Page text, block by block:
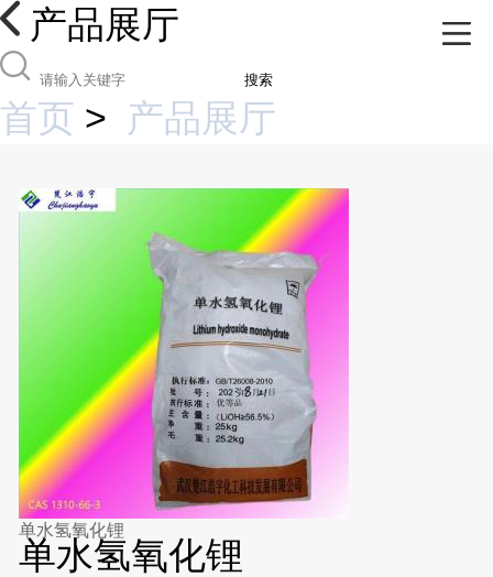
产品展厅
搜索
首页 > 产品展厅
单水氢氧化锂
单水氢氧化锂